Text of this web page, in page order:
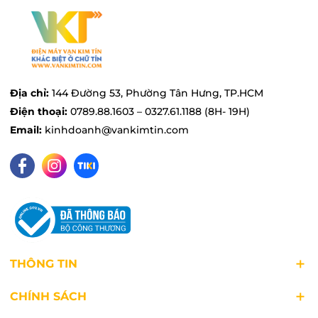
tố trực tiếp trong cốc, rất nhanh chóng và tiện
Lưỡi dao sắc bén
Máy xay sinh tố
chất liệu thép không gỉ, không bị oxi hoá, giúp
dao luôn dễ dàng vệ sinh, luôn sáng bóng và
Máy xay cầm tay Panasonic MX-GS1WRA có thể
hợp cho gia đình có trẻ nhỏ.
Địa chỉ: 144 Đường 53, Phường Tân Hưng, TP.HCM
Điện thoại: 0789.88.1603 – 0327.61.1188 (8H- 19H)
Email: kinhdoanh@vankimtin.com
THÔNG TIN
CHÍNH SÁCH